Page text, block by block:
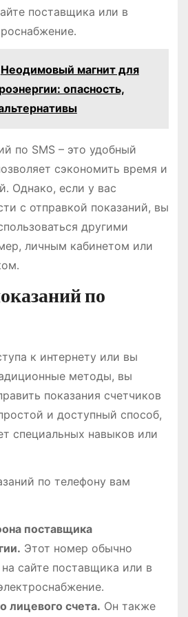
поставщика или в
Неодимовый магнит для
опасность,
по SMS – это удобный
сэкономить время и
Однако, если у вас
с отправкой показаний, вы
другими
личным кабинетом или
по
к интернету или вы
методы, вы
показания счетчиков
и доступный способ,
специальных навыков или
по телефону вам
поставщика
Этот номер обычно
сайте поставщика или в
лицевого счета․ Он также